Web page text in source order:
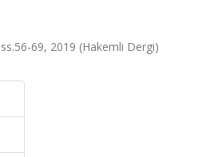
69, 2019 (Hakemli Dergi)